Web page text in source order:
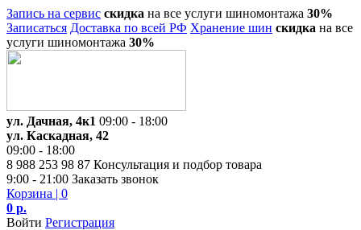
Запись на сервис скидка на все услуги шиномонтажа 30%
Записаться Доставка по всей РФ Хранение шин скидка на все
услуги шиномонтажа 30%
ул. Дачная, 4к1 09:00 - 18:00
ул. Каскадная, 42
09:00 - 18:00
8 988 253 98 87 Консультация и подбор товара
9:00 - 21:00 Заказать звонок
Корзина | 0
0 р.
Войти Регистрация